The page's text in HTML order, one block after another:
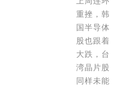
重挫，韩
国半导体
股也跟着
大跌，台
湾晶片股
同样未能